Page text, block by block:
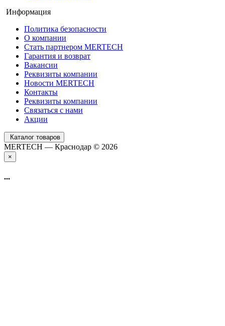
Информация
Политика безопасности
О компании
Стать партнером MERTECH
Гарантия и возврат
Вакансии
Реквизиты компании
Новости MERTECH
Контакты
Реквизиты компании
Связаться с нами
Акции
Каталог товаров
MERTECH — Краснодар © 2026
×
...